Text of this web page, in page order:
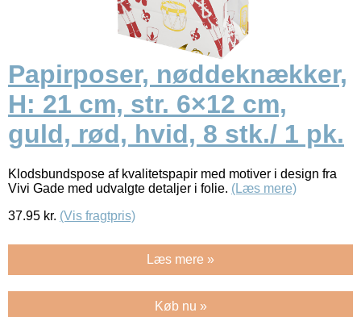
Papirposer, nøddeknækker,
H: 21 cm, str. 6×12 cm,
guld, rød, hvid, 8 stk./ 1 pk.
Klodsbundspose af kvalitetspapir med motiver i design fra
Vivi Gade med udvalgte detaljer i folie. (Læs mere)
37.95 kr. (Vis fragtpris)
Læs mere »
Køb nu »